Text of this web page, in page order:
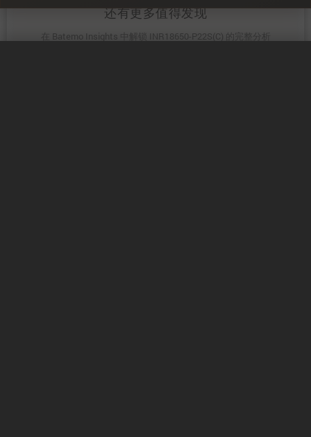
还有更多值得发现
在 Batemo Insights 中解锁 INR18650-P22S(C) 的完整分析